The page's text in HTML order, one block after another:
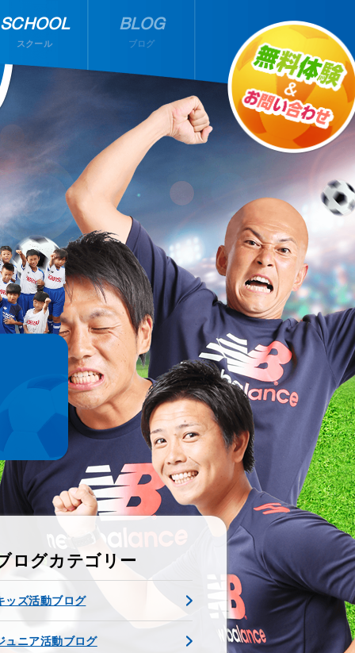
SCHOOL
スクール
BLOG
ブログ
ログカテゴリー
ッズ活動ブログ
ュニア活動ブログ